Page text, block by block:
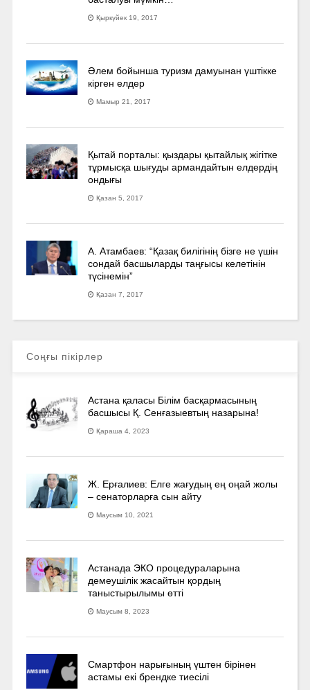
Қыркүйек 19, 2017
Әлем бойынша туризм дамуынан үштікке
кірген елдер
Мамыр 21, 2017
Қытай порталы: қыздары қытайлық жігітке
тұрмысқа шығуды армандайтын елдердің
ондығы
Қазан 5, 2017
А. Атамбаев: “Қазақ билігінің бізге не үшін
сондай басшыларды таңғысы келетінін
түсінемін”
Қазан 7, 2017
Соңғы пікірлер
Астана қаласы Білім басқармасының
басшысы Қ. Сенғазыевтың назарына!
Қараша 4, 2023
Ж. Ерғалиев: Елге жағудың ең оңай жолы
– сенаторларға сын айту
Маусым 10, 2021
Астанада ЭКО процедураларына
демеушілік жасайтын қордың
таныстырылымы өтті
Маусым 8, 2023
Смартфон нарығының үштен бірінен
астамы екі брендке тиесілі